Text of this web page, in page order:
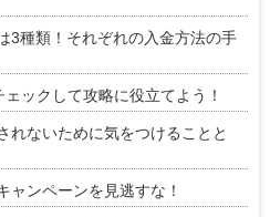
3種類！それぞれの入金方法の手
ックして攻略に役立てよう！
れないために気をつけることと
ャンペーンを見逃すな！